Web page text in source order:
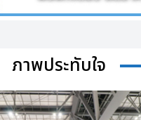
ภาพประทับใจ